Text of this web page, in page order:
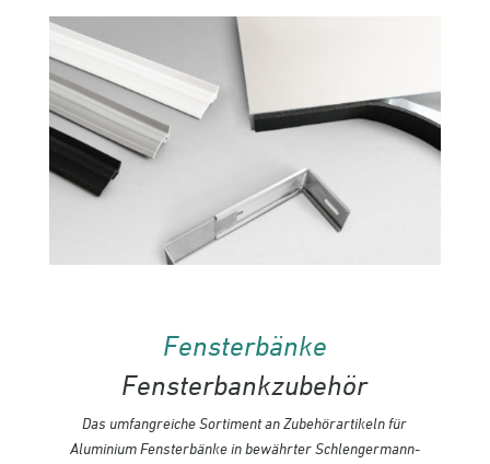
Fensterbänke
Fensterbankzubehör
Das umfangreiche Sortiment an Zubehörartikeln für
Aluminium Fensterbänke in bewährter Schlengermann-